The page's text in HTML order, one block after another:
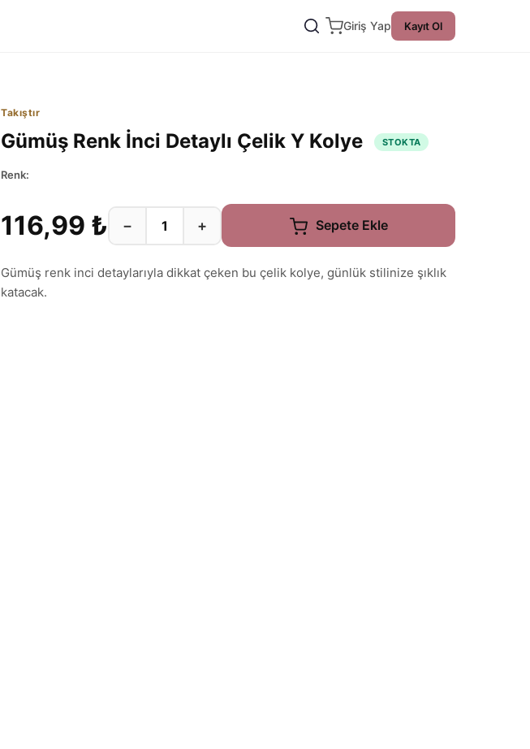
Giriş Yap Kayıt Ol
Takıştır
Gümüş Renk İnci Detaylı Çelik Y Kolye STOKTA
Renk:
116,99 ₺ − + Sepete Ekle
Gümüş renk inci detaylarıyla dikkat çeken bu çelik kolye, günlük stilinize şıklık
katacak.